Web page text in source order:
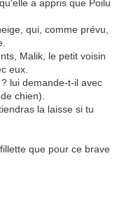
a appris que Poilu
qui, comme prévu,
Malik, le petit voisin
eux.
lui demande-t-il avec
chien).
la laisse si tu
que pour ce brave